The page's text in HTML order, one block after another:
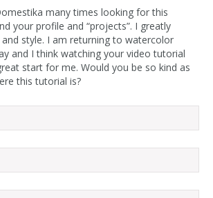
many times looking for this
your profile and “projects”. I greatly
style. I am returning to watercolor
and I think watching your video tutorial
start for me. Would you be so kind as
this tutorial is?